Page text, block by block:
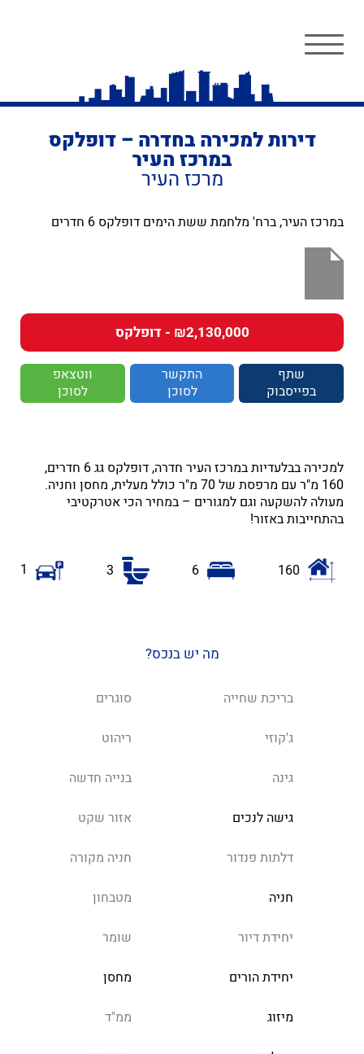
דירות למכירה בחדרה – דופלקס
במרכז העיר
מרכז העיר
במרכז העיר, ברח' מלחמת ששת הימים דופלקס 6 חדרים
₪2,130,000 - דופלקס
שתף
בפייסבוק
התקשר
לסוכן
ווטצאפ
לסוכן
למכירה בבלעדיות במרכז העיר חדרה, דופלקס גג 6 חדרים,
160 מ"ר עם מרפסת של 70 מ"ר כולל מעלית, מחסן וחניה.
מעולה להשקעה וגם למגורים – במחיר הכי אטרקטיבי
בהתחייבות באזור!
160
6
3
1
מה יש בנכס?
בריכת שחייה סוגרים
ג'קוזי ריהוט
גינה בנייה חדשה
גישה לנכים אזור שקט
דלתות פנדור חניה מקורה
חניה מטבחון
יחידת דיור שומר
יחידת הורים מחסן
מיזוג ממ"ד